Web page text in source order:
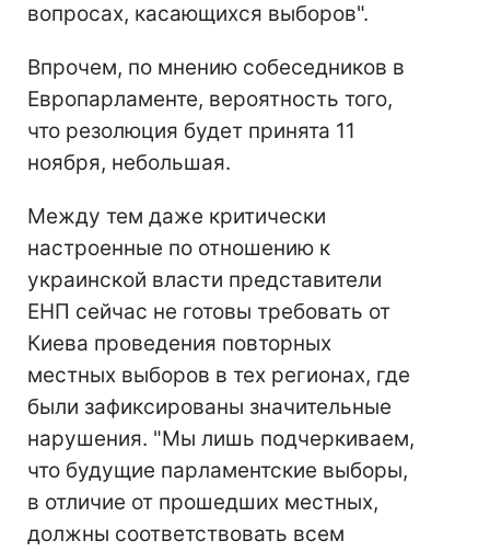
вопросах, касающихся выборов".
Впрочем, по мнению собеседников в
Европарламенте, вероятность того,
что резолюция будет принята 11
ноября, небольшая.
Между тем даже критически
настроенные по отношению к
украинской власти представители
ЕНП сейчас не готовы требовать от
Киева проведения повторных
местных выборов в тех регионах, где
были зафиксированы значительные
нарушения. "Мы лишь подчеркиваем,
что будущие парламентские выборы,
в отличие от прошедших местных,
должны соответствовать всем